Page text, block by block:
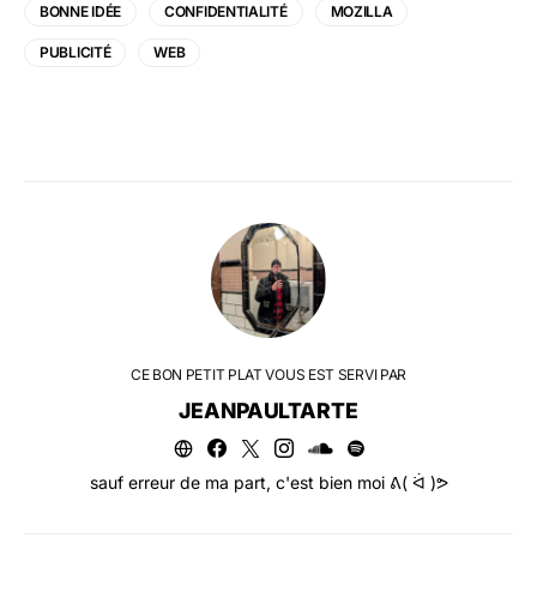
BONNE IDÉE CONFIDENTIALITÉ MOZILLA
PUBLICITÉ WEB
CE BON PETIT PLAT VOUS EST SERVI PAR
JEANPAULTARTE
sauf erreur de ma part, c'est bien moi ᕕ( ᐛ )ᕗ